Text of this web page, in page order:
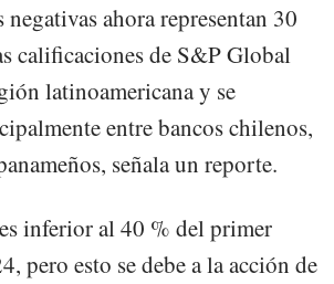
negativas ahora representan 30
calificaciones de S&P Global
latinoamericana y se
entre bancos chilenos,
señala un reporte.
inferior al 40 % del primer
pero esto se debe a la acción de